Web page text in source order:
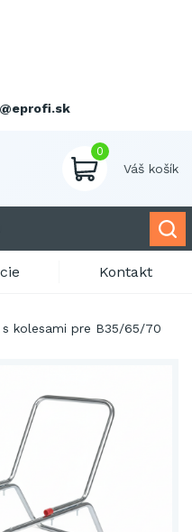
0
Váš košík
Kontakt
s kolesami pre B35/65/70